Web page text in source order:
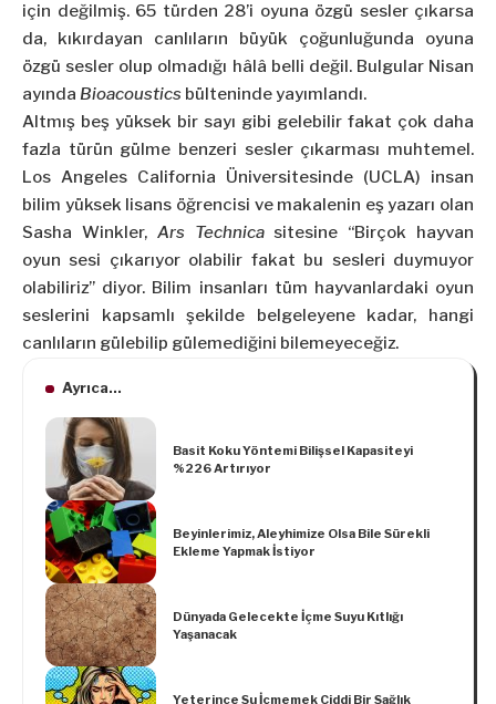
için değilmiş. 65 türden 28’i oyuna özgü sesler çıkarsa
da, kıkırdayan canlıların büyük çoğunluğunda oyuna
özgü sesler olup olmadığı hâlâ belli değil. Bulgular Nisan
ayında Bioacoustics bülteninde yayımlandı.
Altmış beş yüksek bir sayı gibi gelebilir fakat çok daha
fazla türün gülme benzeri sesler çıkarması muhtemel.
Los Angeles California Üniversitesinde (UCLA) insan
bilim yüksek lisans öğrencisi ve makalenin eş yazarı olan
Sasha Winkler, Ars Technicasitesine “Birçok hayvan
oyun sesi çıkarıyor olabilir fakat bu sesleri duymuyor
olabiliriz” diyor. Bilim insanları tüm hayvanlardaki oyun
seslerini kapsamlı şekilde belgeleyene kadar, hangi
canlıların gülebilip gülemediğini bilemeyeceğiz.
Ayrıca...
Basit Koku Yöntemi Bilişsel Kapasiteyi
%226 Artırıyor
Beyinlerimiz, Aleyhimize Olsa Bile Sürekli
Ekleme Yapmak İstiyor
Dünyada Gelecekte İçme Suyu Kıtlığı
Yaşanacak
Yeterince Su İçmemek Ciddi Bir Sağlık